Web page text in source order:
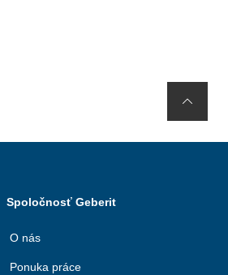
Spoločnosť Geberit
O nás
Ponuka práce